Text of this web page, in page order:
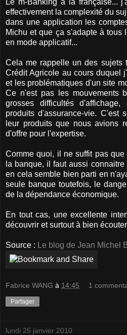
Le m-Banking à la française...
effectivement la complexité du
dans une application les
Michu et que ça s'adapte à tous
en mode applicatif...
Cela me rappelle un des sujets
Crédit Agricole au cours duquel
et les problématiques d'un site
Ce n'est pas les mouvements
grosses difficultés
produits d'assurance-vie. C'est
leur produits que nous avions
d'offre pour l'expertise.
Comme quoi, il ne suffit pas
la banque, il faut aussi
en cela semble bien parti en
seule banque toutefois, le
de la dépendance économique.
En tout cas, une excellente
découvrir et surtout à bien
Source : Le blog de Jean Michel
Fabrice WANG à 14:45 1
Partager
lundi 25 janvier 2010